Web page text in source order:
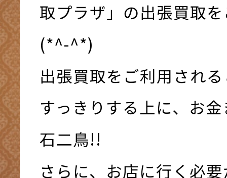
取プラザ」の出張買取
(*^-^*)
出張買取をご利用され
すっきりする上に、お
石二鳥!!
さらに、お店に行く必